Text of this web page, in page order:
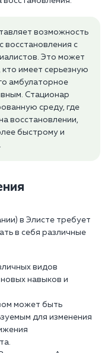
возможность
восстановления с
Это может
имеет серьезную
амбулаторное
Стационар
среду, где
восстановлении,
быстрому и
в Элисте требует
в себя различные
видов
навыков и
может быть
для изменения